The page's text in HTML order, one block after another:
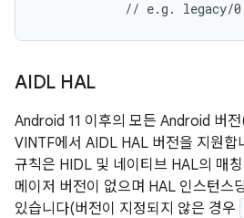
AIDL HAL
Android 11 이후의 모든 Android 버
VINTF에서 AIDL HAL 버전을 지원합
규칙은 HIDL 및 네이티브 HAL의 매
메이저 버전이 없으며 HAL 인스턴스
있습니다(버전이 지정되지 않은 경우